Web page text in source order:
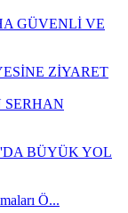
GÜVENLİ VE
ZİYARET
SERHAN
BÜYÜK YOL
Ö...